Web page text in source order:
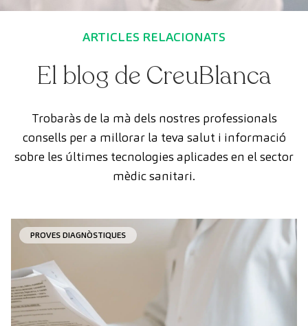
ARTICLES RELACIONATS
El blog de CreuBlanca
Trobaràs de la mà dels nostres professionals
consells per a millorar la teva salut i informació
sobre les últimes tecnologies aplicades en el sector
mèdic sanitari.
PROVES DIAGNÒSTIQUES